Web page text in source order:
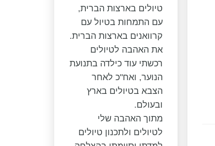
טיולים בארצות הברית,
עם התמחות בטיול עם
קרוואנים בארצות הברית.
את האהבה לטיולים
רכשתי עוד כילדה בתנועת
הנוער, ואח"כ לאחר
הצבא בטיולים בארץ
ובעולם.
מתוך האהבה שלי
לטיולים ולתכנון טיולים